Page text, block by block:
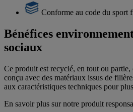
Conforme au code du sport
Bénéfices
sociaux
Ce produit est recyclé, en tout ou
conçu avec des matériaux issus de
aux caractéristiques techniques pour
En savoir plus sur notre produit